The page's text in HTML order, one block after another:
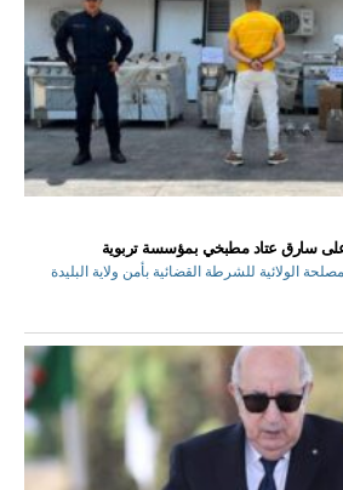
سارق عتاد مطبخي بمؤسسة تربوية
الولائية للشرطة القضائية بأمن ولاية البليدة